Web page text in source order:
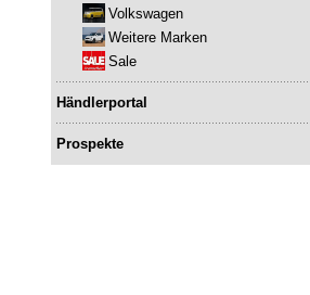
Volkswagen
Weitere Marken
Sale
Händlerportal
Prospekte